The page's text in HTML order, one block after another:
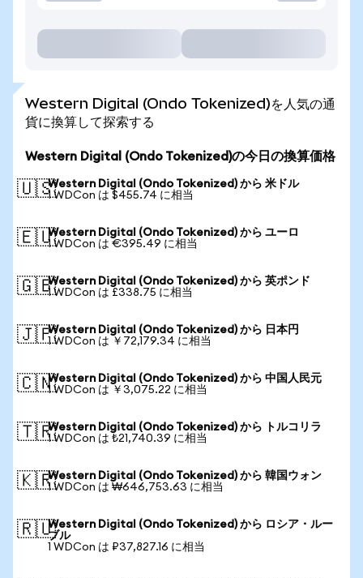
Western Digital (Ondo Tokenized)を人気の通
貨に換算して探索する
Western Digital (Ondo Tokenized)の今日の換算価格
🇺🇸Western Digital (Ondo Tokenized) から 米ドル
1 WDCon は $455.74 に相当
🇪🇺Western Digital (Ondo Tokenized) から ユーロ
1 WDCon は €395.49 に相当
🇬🇧Western Digital (Ondo Tokenized) から 英ポンド
1 WDCon は £338.75 に相当
🇯🇵Western Digital (Ondo Tokenized) から 日本円
1 WDCon は ￥72,179.34 に相当
🇨🇳Western Digital (Ondo Tokenized) から 中国人民元
1 WDCon は ￥3,075.22 に相当
🇹🇷Western Digital (Ondo Tokenized) から トルコリラ
1 WDCon は ₺21,740.39 に相当
🇰🇷Western Digital (Ondo Tokenized) から 韓国ウォン
1 WDCon は ₩646,753.63 に相当
🇷🇺Western Digital (Ondo Tokenized) から ロシア・ルー
ブル
1 WDCon は ₽37,827.16 に相当